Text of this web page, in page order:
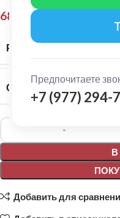
Предпочитаете
+7 (977) 294-
685,00
РАЗМЕР СИСТЕМЫ
СЕРИЯ
В
Alternative:
Добавить для